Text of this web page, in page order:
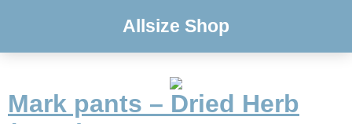
Allsize Shop
Mark pants – Dried Herb